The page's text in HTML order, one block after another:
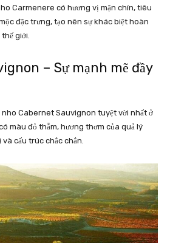
Carmenere có hương vị mận chín, tiêu
đặc trưng, tạo nên sự khác biệt hoàn
giới.
– Sự mạnh mẽ đầy
nho Cabernet Sauvignon tuyệt vời nhất ở
màu đỏ thẫm, hương thơm của quả lý
cấu trúc chắc chắn.